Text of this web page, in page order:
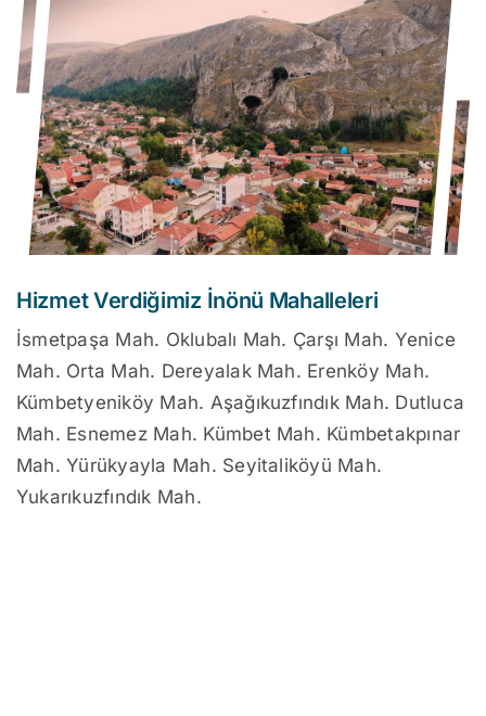
Hizmet Verdiğimiz İnönü Mahalleleri
İsmetpaşa Mah. Oklubalı Mah. Çarşı Mah. Yenice
Mah. Orta Mah. Dereyalak Mah. Erenköy Mah.
Kümbetyeniköy Mah. Aşağıkuzfındık Mah. Dutluca
Mah. Esnemez Mah. Kümbet Mah. Kümbetakpınar
Mah. Yürükyayla Mah. Seyitaliköyü Mah.
Yukarıkuzfındık Mah.